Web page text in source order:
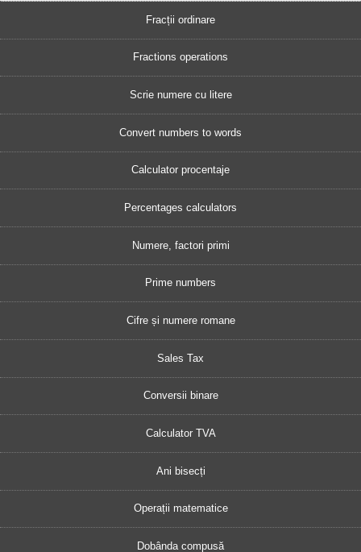
Fracții ordinare
Fractions operations
Scrie numere cu litere
Convert numbers to words
Calculator procentaje
Percentages calculators
Numere, factori primi
Prime numbers
Cifre și numere romane
Sales Tax
Conversii binare
Calculator TVA
Ani bisecți
Operații matematice
Dobânda compusă